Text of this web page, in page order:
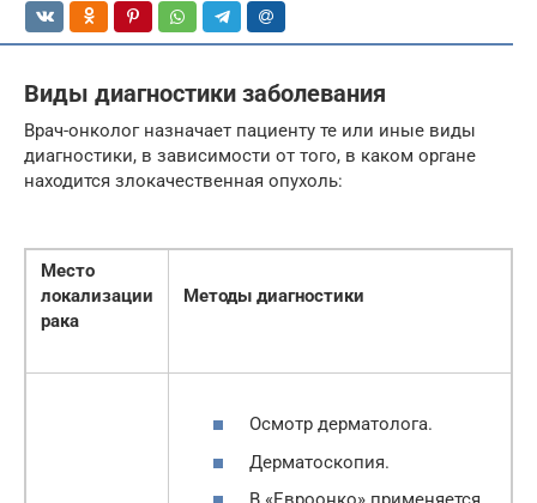
Виды диагностики заболевания
Врач-онколог назначает пациенту те или иные виды
диагностики, в зависимости от того, в каком органе
находится злокачественная опухоль:
Место
локализации
рака
Методы диагностики
Осмотр дерматолога.
Дерматоскопия.